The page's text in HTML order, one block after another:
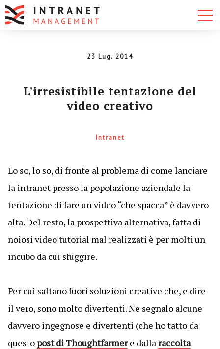
23 Lug. 2014
L'irresistibile tentazione del
video creativo
Intranet
Lo so, lo so, di fronte al problema di come lanciare
la intranet presso la popolazione aziendale la
tentazione di fare un video “che spacca” è davvero
alta. Del resto, la prospettiva alternativa, fatta di
noiosi video tutorial mal realizzati è per molti un
incubo da cui sfuggire.
Per cui saltano fuori soluzioni creative che, e dire
il vero, sono molto divertenti. Ne segnalo alcune
davvero ingegnose e divertenti (che ho tatto da
questopost di Thoughtfarmere dallaraccolta